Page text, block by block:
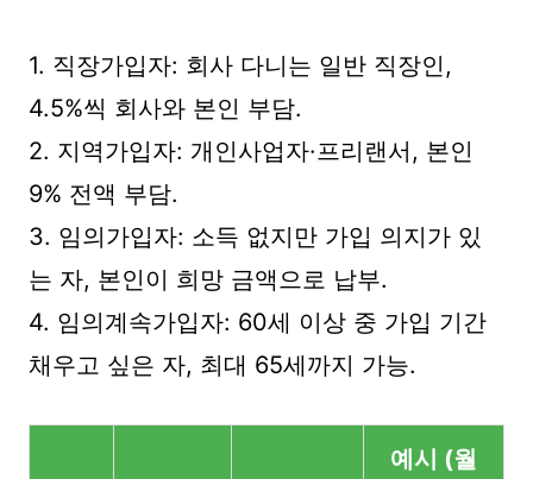
1. 직장가입자: 회사 다니는 일반 직장인,
4.5%씩 회사와 본인 부담.
2. 지역가입자: 개인사업자·프리랜서, 본인
9% 전액 부담.
3. 임의가입자: 소득 없지만 가입 의지가 있
는 자, 본인이 희망 금액으로 납부.
4. 임의계속가입자: 60세 이상 중 가입 기간
채우고 싶은 자, 최대 65세까지 가능.
예시 (월